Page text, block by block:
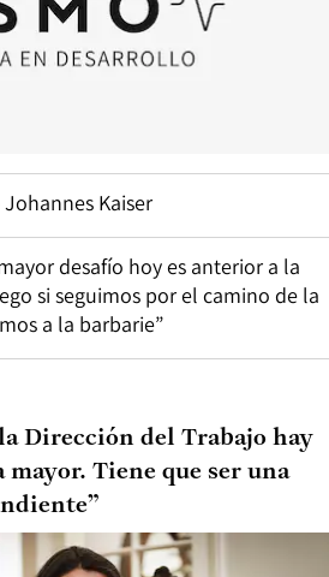
Kaiser
desafío hoy es anterior a la
si seguimos por el camino de la
a la barbarie”
Dirección del Trabajo hay
Tiene que ser una